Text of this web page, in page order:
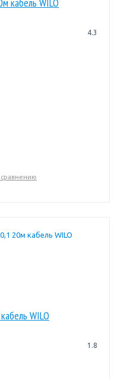
4.3
сравнению
WILO
1.8